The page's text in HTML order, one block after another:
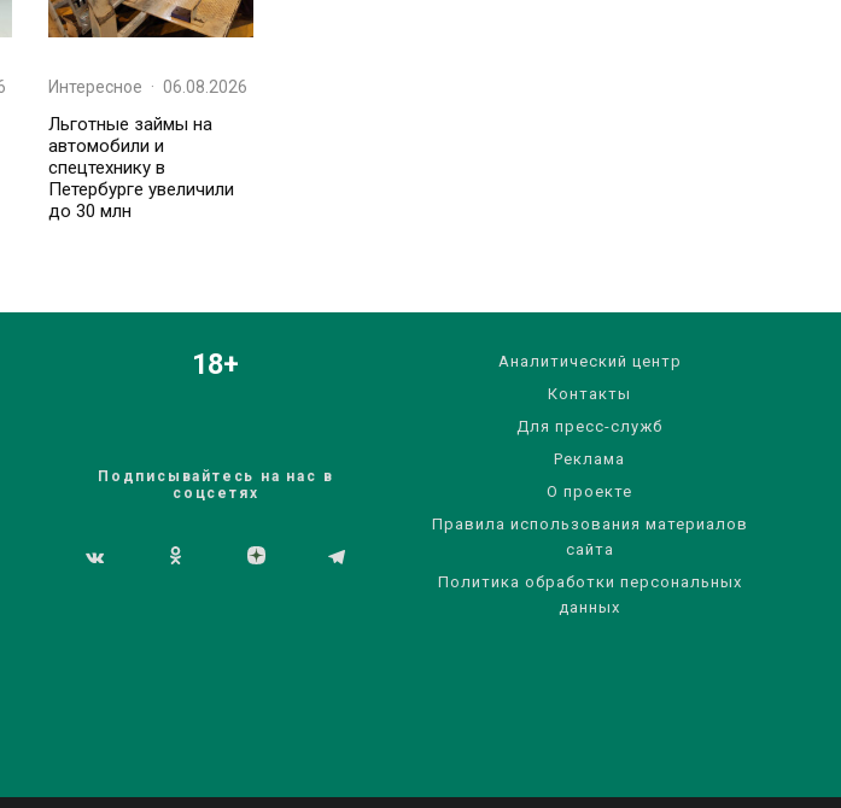
Интересное · 06.08.2026
Льготные займы на
автомобили и
спецтехнику в
Петербурге увеличили
до 30 млн
18+
Подписывайтесь на нас в
соцсетях
Аналитический центр
Контакты
Для пресс-служб
Реклама
О проекте
Правила использования материалов
сайта
Политика обработки персональных
данных